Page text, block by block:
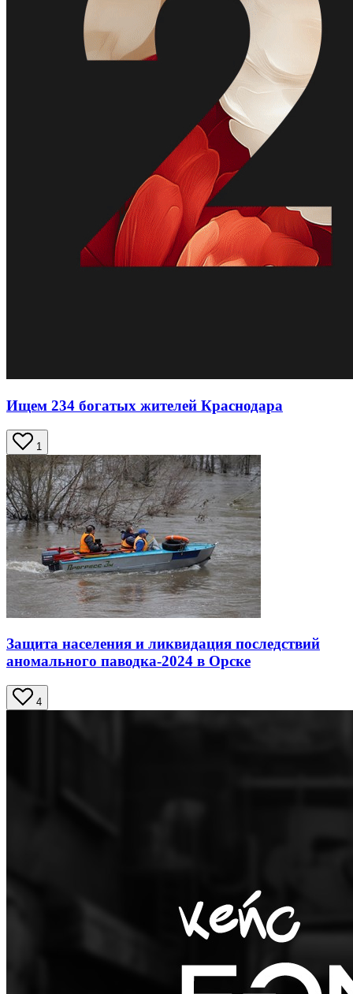
Ищем 234 богатых жителей Краснодара
1
Защита населения и ликвидация последствий
аномального паводка-2024 в Орске
4